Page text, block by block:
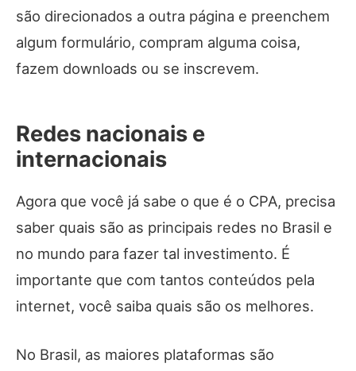
são direcionados a outra página e preenchem
algum formulário, compram alguma coisa,
fazem downloads ou se inscrevem.
Redes nacionais e
internacionais
Agora que você já sabe o que é o CPA, precisa
saber quais são as principais redes no Brasil e
no mundo para fazer tal investimento. É
importante que com tantos conteúdos pela
internet, você saiba quais são os melhores.
No Brasil, as maiores plataformas são